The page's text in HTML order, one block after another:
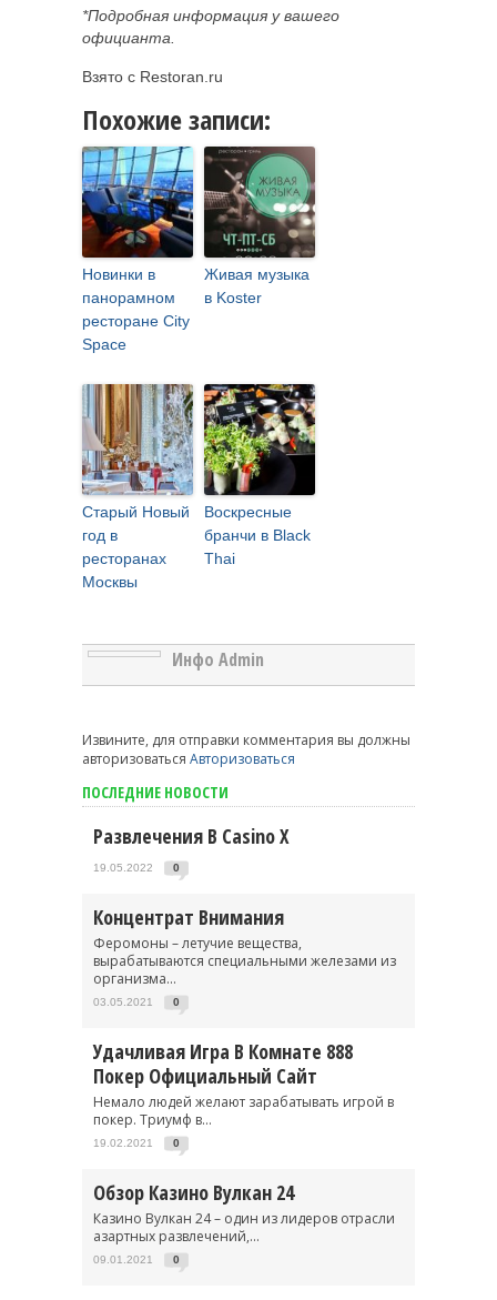
*Подробная информация у вашего
официанта.
Взято с Restoran.ru
Похожие записи:
Новинки в
панорамном
ресторане City
Space
Живая музыка
в Koster
Старый Новый
год в
ресторанах
Москвы
Воскресные
бранчи в Black
Thai
Инфо Admin
Извините, для отправки комментария вы должны
авторизоваться Авторизоваться
ПОСЛЕДНИЕ НОВОСТИ
Развлечения В Casino X
19.05.2022 0
Концентрат Внимания
Феромоны – летучие вещества,
вырабатываются специальными железами из
организма...
03.05.2021 0
Удачливая Игра В Комнате 888
Покер Официальный Сайт
Немало людей желают зарабатывать игрой в
покер. Триумф в...
19.02.2021 0
Обзор Казино Вулкан 24
Казино Вулкан 24 – один из лидеров отрасли
азартных развлечений,...
09.01.2021 0